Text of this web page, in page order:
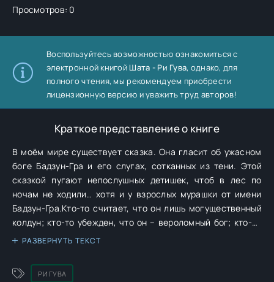
Просмотров: 0
Воспользуйтесь возможностью ознакомиться с
электронной книгой Шата - Ри Гува, однако, для
полного чтения, мы рекомендуем приобрести
лицензионную версию и уважить труд авторов!
Краткое представление о книге
В моём мире существует сказка. Она гласит об ужасном
боге Бадзун-Гра и его слугах, сотканных из тени. Этой
сказкой пугают непослушных детишек, чтоб в лес по
ночам не ходили… хотя и у взрослых мурашки от имени
Бадзун-Гра.Кто-то считает, что он лишь могущественный
колдун; кто-то убежден, что он – вероломный бог; кто-то
верит, что раньше Бадзун-Гра был человеком; другие же
белом свете…А я – его дочь, и это вовсе не сказка.
РАЗВЕРНУТЬ ТЕКСТ
РИ ГУВА